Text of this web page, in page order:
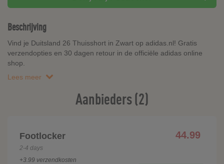
Beschrijving
Vind je Duitsland 26 Thuisshort in Zwart op adidas.nl! Gratis
verzendopties en 30 dagen retour in de officiële adidas online
shop.
Lees meer
Aanbieders (2)
Footlocker 44.99
2-4 days
+3.99 verzendkosten